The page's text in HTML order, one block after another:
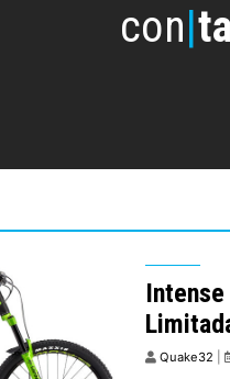
con|
Quake32